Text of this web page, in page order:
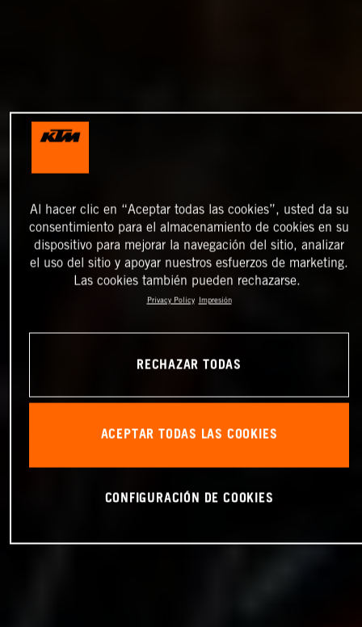
Al hacer clic en “Aceptar todas las cookies”, usted da su
consentimiento para el almacenamiento de cookies en su
dispositivo para mejorar la navegación del sitio, analizar
el uso del sitio y apoyar nuestros esfuerzos de marketing.
Las cookies también pueden rechazarse.
Privacy Policy Impresión
RECHAZAR TODAS
ACEPTAR TODAS LAS COOKIES
CONFIGURACIÓN DE COOKIES